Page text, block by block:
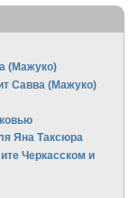
(Мажуко)
Савва (Мажуко)
Яна Таксюра
Черкасском и